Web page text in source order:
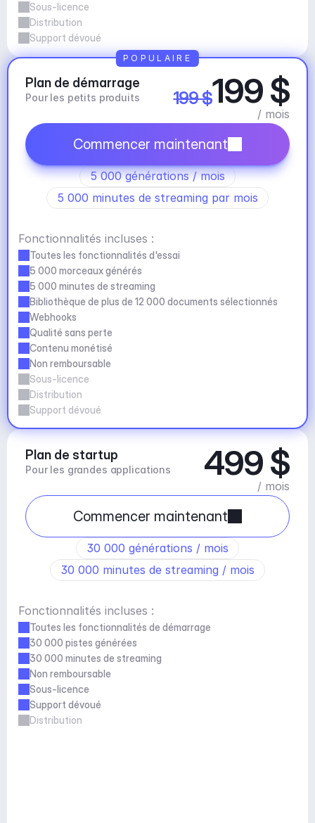
Sous-licence
Distribution
Support dévoué
Plan de démarrage
Pour les petits produits 199 $199 $
/ mois
Commencer maintenant
5 000 générations / mois
5 000 minutes de streaming par mois
Fonctionnalités incluses :
Toutes les fonctionnalités d'essai
5 000 morceaux générés
5 000 minutes de streaming
Bibliothèque de plus de 12 000 documents sélectionnés
Webhooks
Qualité sans perte
Contenu monétisé
Non remboursable
Sous-licence
Distribution
Support dévoué
POPULAIRE
Plan de startup
Pour les grandes applications 499 $
/ mois
Commencer maintenant
30 000 générations / mois
30 000 minutes de streaming / mois
Fonctionnalités incluses :
Toutes les fonctionnalités de démarrage
30 000 pistes générées
30 000 minutes de streaming
Non remboursable
Sous-licence
Support dévoué
Distribution